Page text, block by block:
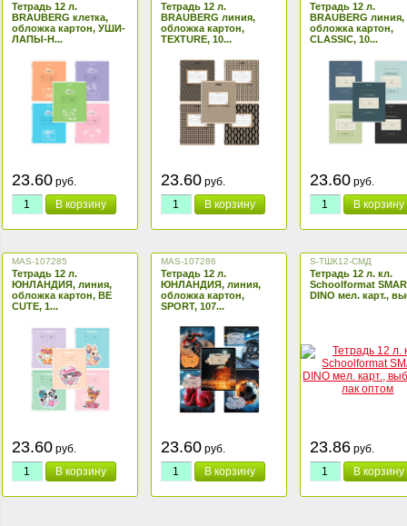
Тетрадь 12 л.
BRAUBERG клетка,
обложка картон, УШИ-
ЛАПЫ-Н...
23.60 руб.
В корзину
Тетрадь 12 л.
BRAUBERG линия,
обложка картон,
TEXTURE, 10...
23.60 руб.
В корзину
Тетрадь 12 л.
BRAUBERG линия,
обложка картон,
CLASSIC, 10...
23.60 руб.
В корзину
MAS-107285
Тетрадь 12 л.
ЮНЛАНДИЯ, линия,
обложка картон, BE
CUTE, 1...
23.60 руб.
В корзину
MAS-107286
Тетрадь 12 л.
ЮНЛАНДИЯ, линия,
обложка картон,
SPORT, 107...
23.60 руб.
В корзину
S-ТШК12-СМД
Тетрадь 12 л. кл.
Schoolformat
DINO мел. карт.,
23.86 руб.
В корзину